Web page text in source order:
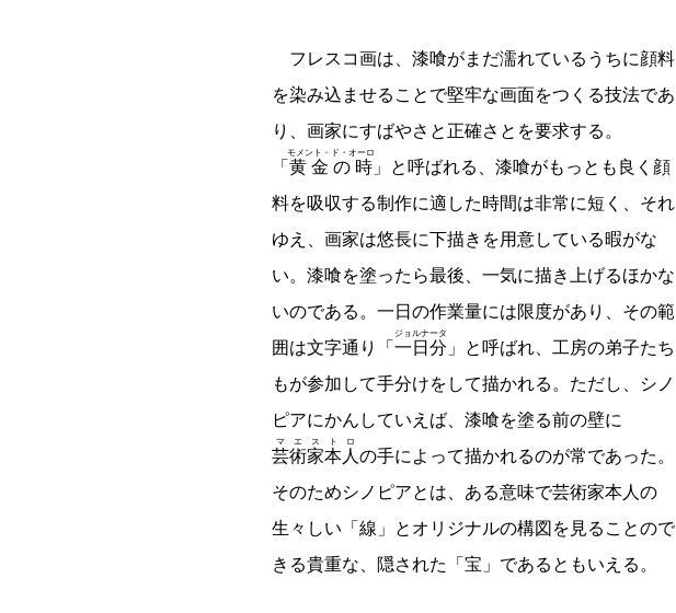
フレスコ画は、漆喰がまだ濡れているうちに顔料
を染み込ませることで堅牢な画面をつくる技法であ
り、画家にすばやさと正確さとを要求する。
「 黄金の時
モメント・ド・オーロ
」と呼ばれる、漆喰がもっとも良く顔
料を吸収する制作に適した時間は非常に短く、それ
ゆえ、画家は悠長に下描きを用意している暇がな
い。漆喰を塗ったら最後、一気に描き上げるほかな
いのである。一日の作業量には限度があり、その範
囲は文字通り「 一日分
ジョルナータ
」と呼ばれ、工房の弟子たち
もが参加して手分けをして描かれる。ただし、シノ
ピアにかんしていえば、漆喰を塗る前の壁に
芸術家本人
マエストロ
の手によって描かれるのが常であった。
そのためシノピアとは、ある意味で芸術家本人の
生々しい「線」とオリジナルの構図を見ることので
きる貴重な、隠された「宝」であるともいえる。